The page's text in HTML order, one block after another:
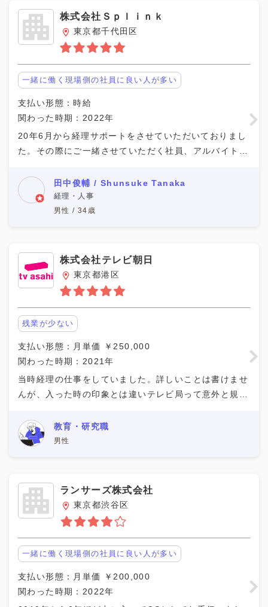
株式会社Ｓｐｌｉｎｋ
東京都千代田区
一緒に働く現場側の社員に良い人が多い
支払い形態：時給
関わった時期：2022年
20年6月から経理サポートをさせていただいておりまし
た。その際にご一緒させていただく社員、アルバイトの
も参画しやすかったです。 会計システムの導入や
田中俊輔 / Shunsuke Tanaka
経理・人事
男性 / 34歳
株式会社テレビ朝日
東京都港区
残業が少ない
支払い形態：月単価 ￥250,000
関わった時期：2021年
当時経理の仕事をしていました。詳しいことは書けませ
んが、入った時の印象とは違いテレビ局って意外と規模
そ、個人の能力向上に力を入れてくれて、お陰様で簿記
２
教育・研究職
男性
ランサーズ株式会社
東京都渋谷区
一緒に働く現場側の社員に良い人が多い
支払い形態：月単価 ￥200,000
関わった時期：2022年